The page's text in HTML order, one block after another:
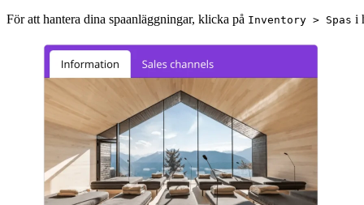
För att hantera dina spaanläggningar, klicka på Inventory > Spas i